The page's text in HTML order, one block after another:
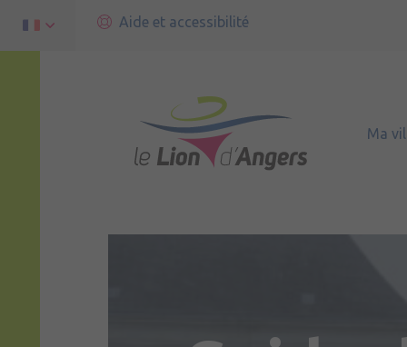
Aide et accessibilité
Ma